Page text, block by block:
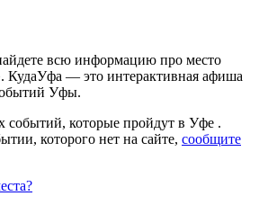
всю информацию про место
КудаУфа — это интерактивная афиша
Уфы.
событий, которые пройдут в Уфе .
которого нет на сайте, сообщите